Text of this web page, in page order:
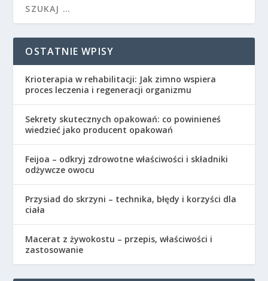
OSTATNIE WPISY
Krioterapia w rehabilitacji: Jak zimno wspiera
proces leczenia i regeneracji organizmu
Sekrety skutecznych opakowań: co powinieneś
wiedzieć jako producent opakowań
Feijoa – odkryj zdrowotne właściwości i składniki
odżywcze owocu
Przysiad do skrzyni – technika, błędy i korzyści dla
ciała
Macerat z żywokostu – przepis, właściwości i
zastosowanie